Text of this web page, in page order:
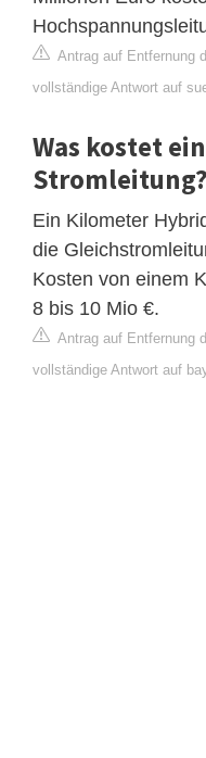
Antrag auf Entfernung
vollständige Antwort auf
Was kostet
Stromleitung?
Ein Kilometer
die
Kosten von einem
8 bis 10 Mio €.
Antrag auf Entfernung
vollständige Antwort auf